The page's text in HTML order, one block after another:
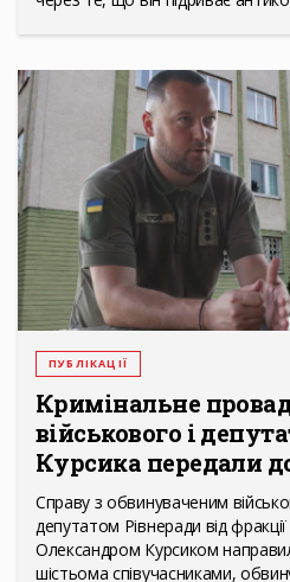
ПУБЛІКАЦІЇ
Кримінальне
військового і
Курсика передали
Справу з обвинуваченим
депутатом Рівнеради від
Олександром Курсиком
шістьома співучасниками,